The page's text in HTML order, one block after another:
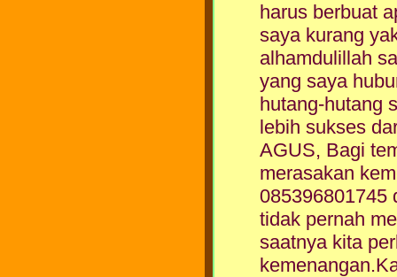
harus berbuat
saya kurang
alhamdulillah
yang saya
hutang-hutang
lebih sukses
AGUS, Bagi
merasakan
085396801745
tidak pernah
saatnya kita